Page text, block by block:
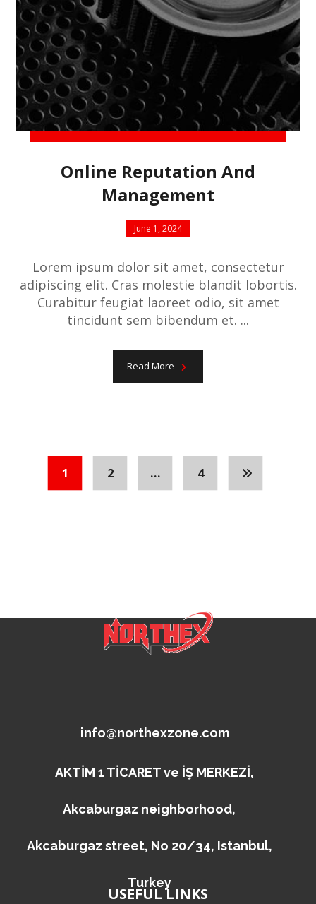
Online Reputation And
Management
June 1, 2024
Lorem ipsum dolor sit amet, consectetur
adipiscing elit. Cras molestie blandit lobortis.
Curabitur feugiat laoreet odio, sit amet
tincidunt sem bibendum et. ...
Read More
1 2 … 4
info@northexzone.com
AKTİM 1 TİCARET ve İŞ MERKEZİ,
Akcaburgaz neighborhood,
Akcaburgaz street, No 20/34, Istanbul,
Turkey
USEFUL LINKS